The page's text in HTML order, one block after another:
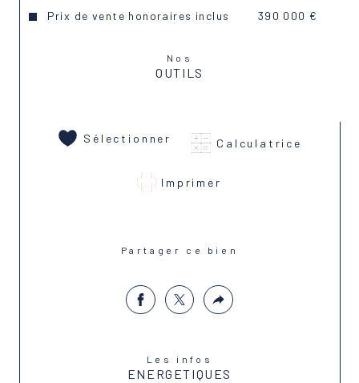
Prix de vente honoraires inclus 390 000 €
Nos
OUTILS
Sélectionner Calculatrice
Imprimer
Partager ce bien
Les infos
ENERGETIQUES